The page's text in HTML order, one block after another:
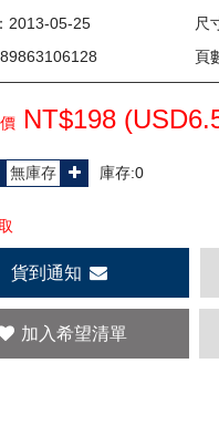
2013-05-25
尺
頁
NT$198 (USD
庫存:0
貨到通知
加入希望清單